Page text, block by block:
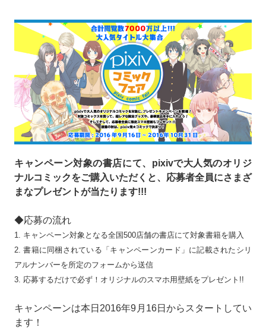
キャンペーン対象の書店にて、pixivで大人気のオリジ
ナルコミックをご購入いただくと、応募者全員にさまざ
まなプレゼントが当たります!!!
◆応募の流れ
1. キャンペーン対象となる全国500店舗の書店にて対象書籍を購入
2. 書籍に同梱されている「キャンペーンカード」に記載されたシリ
アルナンバーを所定のフォームから送信
3. 応募するだけで必ず！オリジナルのスマホ用壁紙をプレゼント!!
キャンペーンは本日2016年9月16日からスタートしてい
ます！